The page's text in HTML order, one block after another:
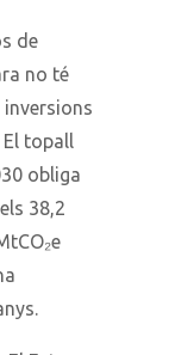
de
no té
inversions
topall
obliga
38,2